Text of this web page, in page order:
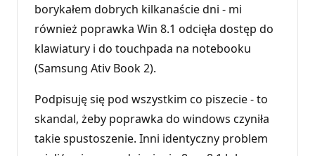
borykałem dobrych kilkanaście dni - mi
również poprawka Win 8.1 odcięła dostęp do
klawiatury i do touchpada na notebooku
(Samsung Ativ Book 2).
Podpisuję się pod wszystkim co piszecie - to
skandal, żeby poprawka do windows czyniła
takie spustoszenie. Inni identyczny problem